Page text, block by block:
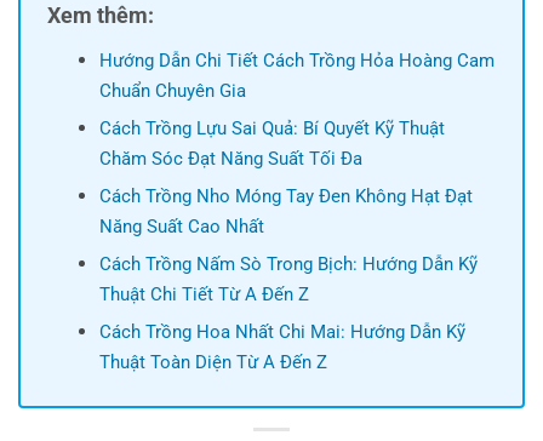
Xem thêm:
Hướng Dẫn Chi Tiết Cách Trồng Hỏa Hoàng Cam
Chuẩn Chuyên Gia
Cách Trồng Lựu Sai Quả: Bí Quyết Kỹ Thuật
Chăm Sóc Đạt Năng Suất Tối Đa
Cách Trồng Nho Móng Tay Đen Không Hạt Đạt
Năng Suất Cao Nhất
Cách Trồng Nấm Sò Trong Bịch: Hướng Dẫn Kỹ
Thuật Chi Tiết Từ A Đến Z
Cách Trồng Hoa Nhất Chi Mai: Hướng Dẫn Kỹ
Thuật Toàn Diện Từ A Đến Z